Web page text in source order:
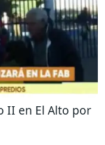
II en El Alto por